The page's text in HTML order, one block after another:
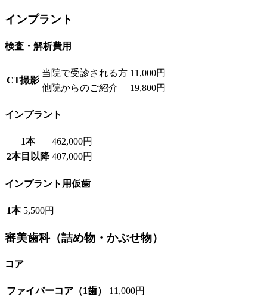
インプラント
検査・解析費用
CT撮影
当院で受診される方 11,000円
他院からのご紹介
19,800円
インプラント
1本
462,000円
2本目以降 407,000円
インプラント用仮歯
1本 5,500円
審美歯科（詰め物・かぶせ物）
コア
ファイバーコア（1歯）
11,000円